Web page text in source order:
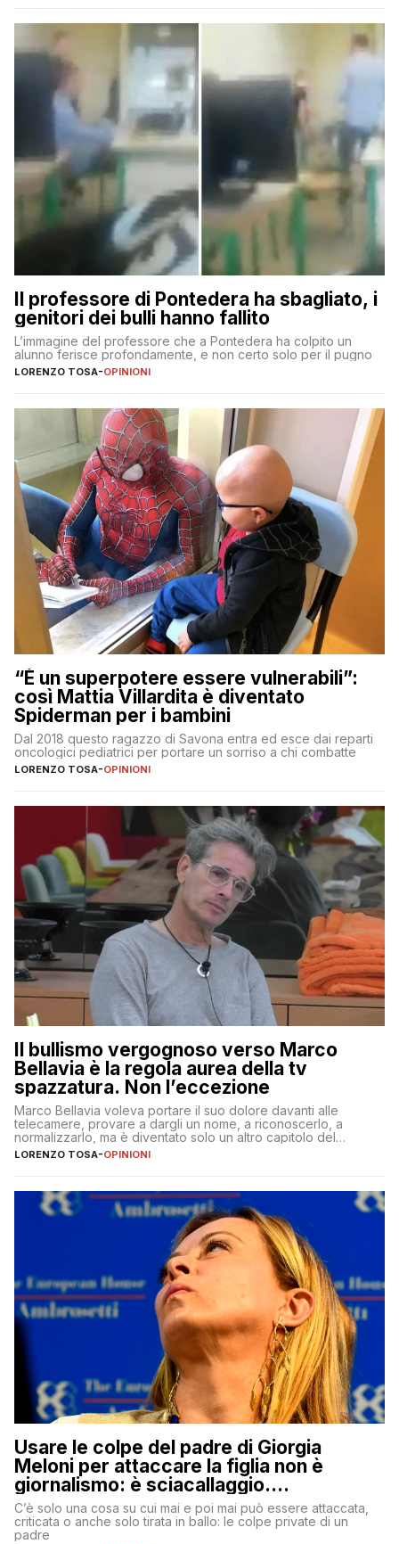
Il professore di Pontedera ha sbagliato, i
genitori dei bulli hanno fallito
L’immagine del professore che a Pontedera ha colpito un
alunno ferisce profondamente, e non certo solo per il pugno
LORENZO TOSA-OPINIONI
“È un superpotere essere vulnerabili”:
così Mattia Villardita è diventato
Spiderman per i bambini
Dal 2018 questo ragazzo di Savona entra ed esce dai reparti
oncologici pediatrici per portare un sorriso a chi combatte
LORENZO TOSA-OPINIONI
Il bullismo vergognoso verso Marco
Bellavia è la regola aurea della tv
spazzatura. Non l’eccezione
Marco Bellavia voleva portare il suo dolore davanti alle
telecamere, provare a dargli un nome, a riconoscerlo, a
normalizzarlo, ma è diventato solo un altro capitolo del
copione
LORENZO TOSA-OPINIONI
Usare le colpe del padre di Giorgia
Meloni per attaccare la figlia non è
giornalismo: è sciacallaggio.
Dimostriamo di essere diversi
C’è solo una cosa su cui mai e poi mai può essere attaccata,
criticata o anche solo tirata in ballo: le colpe private di un
padre